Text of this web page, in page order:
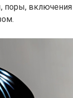
поры,